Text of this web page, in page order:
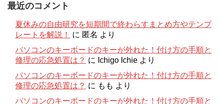
最近のコメント
夏休みの自由研究を短期間で終わらすまとめ方やテンプ
レートを解説！
に 匿名 より
パソコンのキーボードのキーが外れた！付け方の手順と
修理の応急処置は？ に Ichigo Ichie より
パソコンのキーボードのキーが外れた！付け方の手順と
修理の応急処置は？ に もも より
パソコンのキーボードのキーが外れた！付け方の手順と